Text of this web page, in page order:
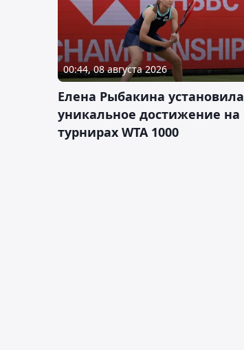
00:44, 08 августа 2026
Елена Рыбакина установила
уникальное достижение на
турнирах WTA 1000